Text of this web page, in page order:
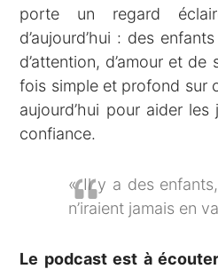
porte un regard
d’aujourd’hui : des
d’attention, d’amour et
fois simple et profond sur
aujourd’hui pour aider
confiance.
« Il y a des
n’iraient jamais en
Le podcast est à